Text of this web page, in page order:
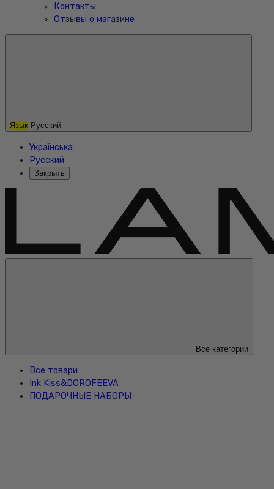
Контакты
Отзывы о магазине
Язык Русский
Українська
Русский
Закрыть
Все категории
Все товари
Ink Kiss&DOROFEEVA
ПОДАРОЧНЫЕ НАБОРЫ